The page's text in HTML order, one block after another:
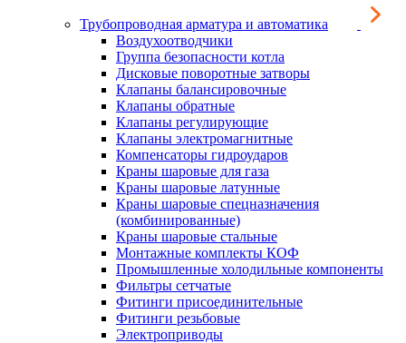
Трубопроводная арматура и автоматика
Воздухоотводчики
Группа безопасности котла
Дисковые поворотные затворы
Клапаны балансировочные
Клапаны обратные
Клапаны регулирующие
Клапаны электромагнитные
Компенсаторы гидроударов
Краны шаровые для газа
Краны шаровые латунные
Краны шаровые спецназначения
(комбинированные)
Краны шаровые стальные
Монтажные комплекты КОФ
Промышленные холодильные компоненты
Фильтры сетчатые
Фитинги присоединительные
Фитинги резьбовые
Электроприводы